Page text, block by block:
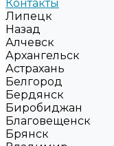
Контакты
Липецк
Назад
Алчевск
Архангельск
Астрахань
Белгород
Бердянск
Биробиджан
Благовещенск
Брянск